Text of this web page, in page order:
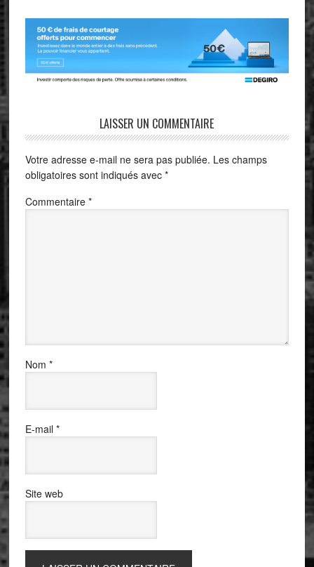
LAISSER UN COMMENTAIRE
Votre adresse e-mail ne sera pas publiée. Les champs
obligatoires sont indiqués avec *
Commentaire *
Nom *
E-mail *
Site web